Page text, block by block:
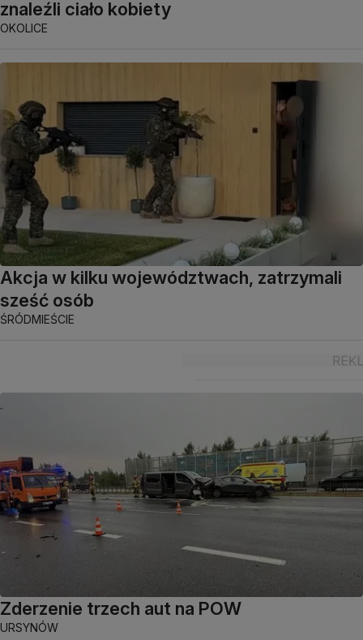
znaleźli ciało kobiety
OKOLICE
Akcja w kilku województwach, zatrzymali
sześć osób
ŚRÓDMIEŚCIE
Zderzenie trzech aut na POW
URSYNÓW